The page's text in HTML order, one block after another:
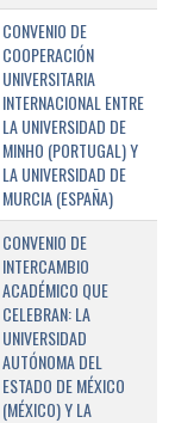
CONVENIO DE
COOPERACIÓN
UNIVERSITARIA
INTERNACIONAL ENTRE
LA UNIVERSIDAD DE
MINHO (PORTUGAL) Y
LA UNIVERSIDAD DE
MURCIA (ESPAÑA)
CONVENIO DE
INTERCAMBIO
ACADÉMICO QUE
CELEBRAN: LA
UNIVERSIDAD
AUTÓNOMA DEL
ESTADO DE MÉXICO
(MÉXICO) Y LA